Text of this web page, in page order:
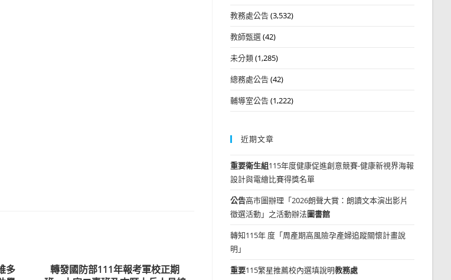
多
轉發國防部111年報考軍校正期
教務處公告(3,532)
教師甄選(42)
未分類(1,285)
總務處公告(42)
輔導室公告(1,222)
近期文章
重要衛生組115年度健康促進創意競賽-健康新視界海報
設計與電繪比賽得獎名單
公告高市圖辦理「2026朗聲大賞：朗讀文本演出影片
徵選活動」之活動辦法圖書館
轉知115年 度「周產期高風險孕產婦追蹤關懷計畫說
明」
重要115繁星推薦校內選填說明教務處